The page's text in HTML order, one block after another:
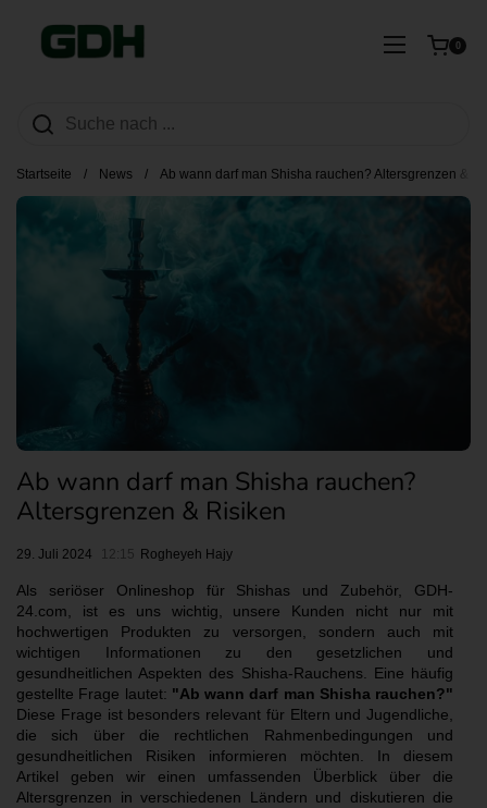
MenüWarenkorb
0
Startseite / News / Ab wann darf man Shisha rauchen? Altersgrenzen &
Ab wann darf man Shisha rauchen?
Altersgrenzen & Risiken
29. Juli 2024 Rogheyeh Hajy
Als seriöser Onlineshop für Shishas und Zubehör, GDH-
24.com, ist es uns wichtig, unsere Kunden nicht nur mit
hochwertigen Produkten zu versorgen, sondern auch mit
wichtigen Informationen zu den gesetzlichen und
gesundheitlichen Aspekten des Shisha-Rauchens. Eine häufig
gestellte Frage lautet: "Ab wann darf man Shisha rauchen?"
Diese Frage ist besonders relevant für Eltern und Jugendliche,
die sich über die rechtlichen Rahmenbedingungen und
gesundheitlichen Risiken informieren möchten. In diesem
Artikel geben wir einen umfassenden Überblick über die
Altersgrenzen in verschiedenen Ländern und diskutieren die